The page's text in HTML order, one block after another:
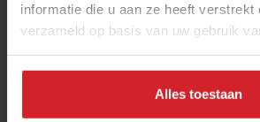
informatie die u aan ze heeft verstrekt
verzameld op basis van uw gebruik
Alles toestaan